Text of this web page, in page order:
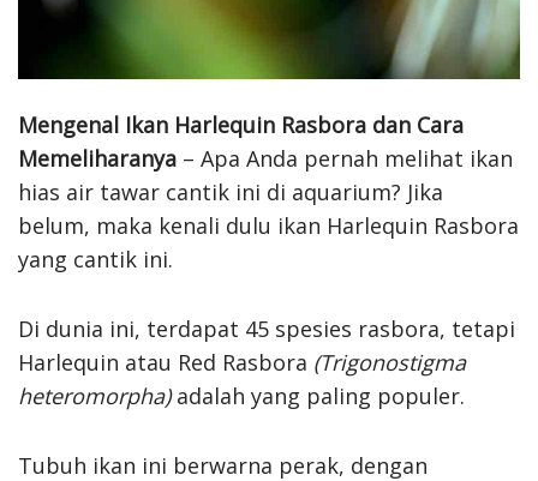
Mengenal Ikan Harlequin Rasbora dan Cara
Memeliharanya – Apa Anda pernah melihat ikan
hias air tawar cantik ini di aquarium? Jika
belum, maka kenali dulu ikan Harlequin Rasbora
yang cantik ini.
Di dunia ini, terdapat 45 spesies rasbora, tetapi
Harlequin atau Red Rasbora (Trigonostigma
heteromorpha)adalah yang paling populer.
Tubuh ikan ini berwarna perak, dengan